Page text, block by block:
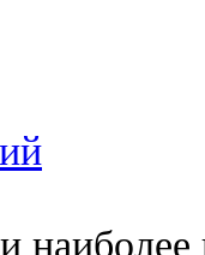
наиболее